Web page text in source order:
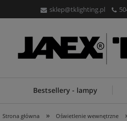
sklep@tklighting.pl
Bestsellery - lampy
Strona główna » Oświetlenie wewnętrzne